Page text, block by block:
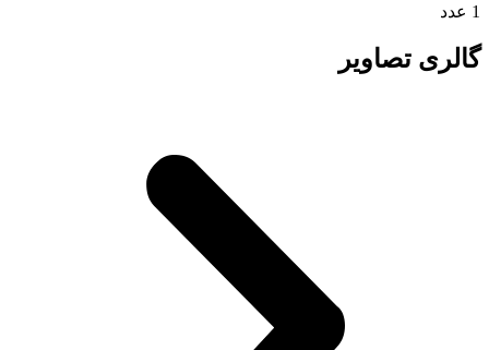
1 عدد
گالری تصاویر